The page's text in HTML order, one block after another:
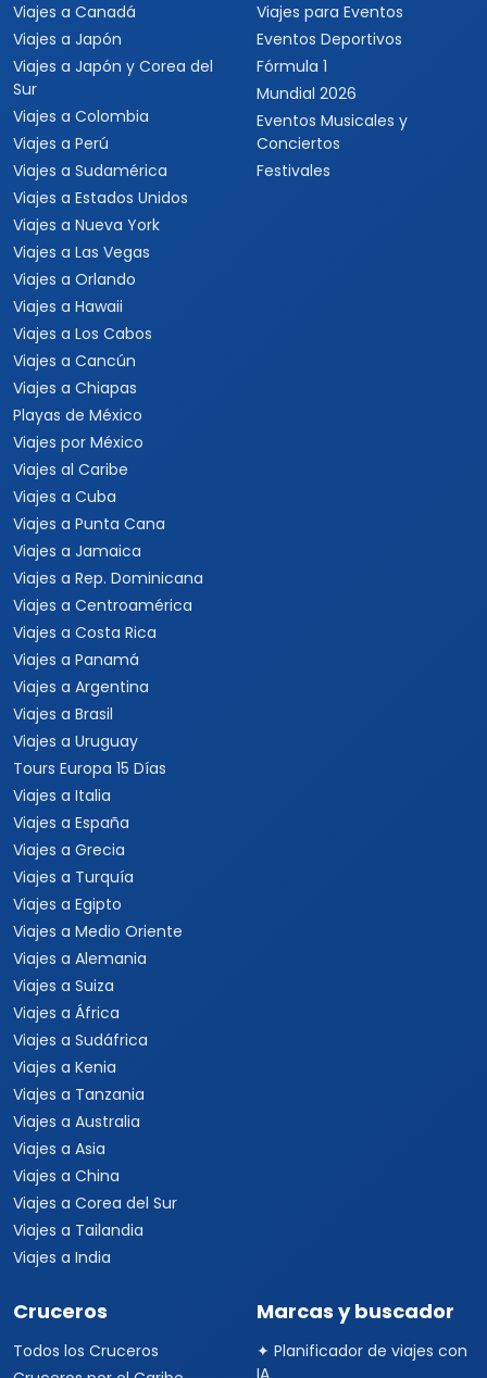
Viajes a Canadá
Viajes a Japón
Viajes a Japón y Corea del
Sur
Viajes a Colombia
Viajes a Perú
Viajes a Sudamérica
Viajes a Estados Unidos
Viajes a Nueva York
Viajes a Las Vegas
Viajes a Orlando
Viajes a Hawaii
Viajes a Los Cabos
Viajes a Cancún
Viajes a Chiapas
Playas de México
Viajes por México
Viajes al Caribe
Viajes a Cuba
Viajes a Punta Cana
Viajes a Jamaica
Viajes a Rep. Dominicana
Viajes a Centroamérica
Viajes a Costa Rica
Viajes a Panamá
Viajes a Argentina
Viajes a Brasil
Viajes a Uruguay
Tours Europa 15 Días
Viajes a Italia
Viajes a España
Viajes a Grecia
Viajes a Turquía
Viajes a Egipto
Viajes a Medio Oriente
Viajes a Alemania
Viajes a Suiza
Viajes a África
Viajes a Sudáfrica
Viajes a Kenia
Viajes a Tanzania
Viajes a Australia
Viajes a Asia
Viajes a China
Viajes a Corea del Sur
Viajes a Tailandia
Viajes a India
Viajes para Eventos
Eventos Deportivos
Fórmula 1
Mundial 2026
Eventos Musicales y
Conciertos
Festivales
Cruceros
Todos los Cruceros
Marcas y buscador
✦ Planificador de viajes con
IA